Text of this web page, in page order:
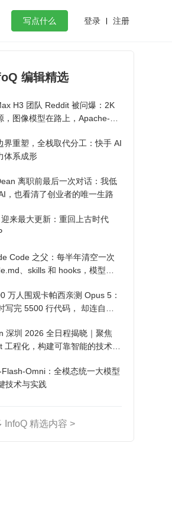
写点什么 登录 注册
flutter
编辑精选
H3 团队 Reddit 被问爆：2K
，图像模型在路上，Apache-2.0
界重塑，全栈取代分工：快手 AI
体系成形
离职前最后一次对话：我低
，也看清了创业者的唯一生路
来最大更新：重回上古时代
Code 之父：每半年清空一次
、skills 和 hooks，模型自
万人围观卡帕西亲测 Opus 5：
写完 5500 行代码， 却连自己
深圳 2026 全日程揭晓｜聚焦
工程化，构建可靠智能的技术路
Flash-Omni：全模态统一大模型
技术与实践
InfoQ 精选内容 >